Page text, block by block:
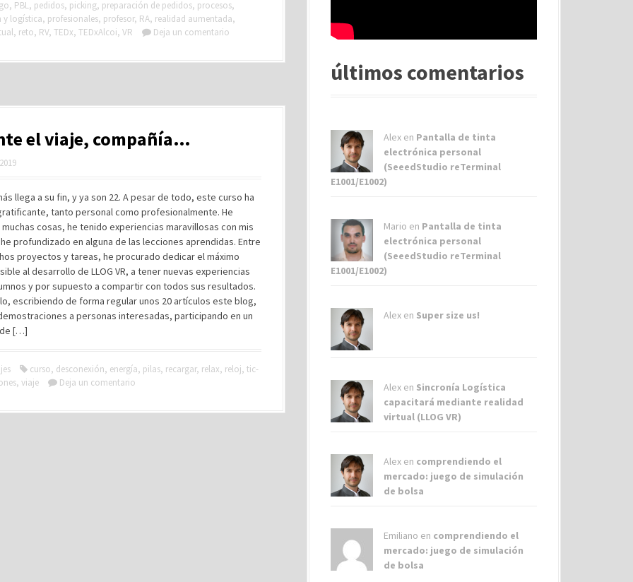
, PBL, pedidos, picking, preparación de pedidos, procesos,
y logística, profesionales, profesor, RA, realidad aumentada,
, reto, RV, TEDx, TEDxAlcoi, VR Deja un comentario
el viaje, compañía…
llega a su fin, y ya son 22. A pesar de todo, este curso ha
tanto personal como profesionalmente. He
cosas, he tenido experiencias maravillosas con mis
profundizado en alguna de las lecciones aprendidas. Entre
proyectos y tareas, he procurado dedicar el máximo
al desarrollo de LLOG VR, a tener nuevas experiencias
y por supuesto a compartir con todos sus resultados.
escribiendo de forma regular unos 20 artículos este blog,
a personas interesadas, participando en un
[…]
curso, desconexión, energía, pilas, recargar, relax, reloj, tic-
, viaje Deja un comentario
últimos comentarios
Alex en Pantalla de tinta
electrónica personal
(SeeedStudio reTerminal
E1001/E1002)
Mario en Pantalla de tinta
electrónica personal
(SeeedStudio reTerminal
E1001/E1002)
Alex en Super size us!
Alex en Sincronía Logística
capacitará mediante realidad
virtual (LLOG VR)
Alex en comprendiendo el
mercado: juego de simulación
de bolsa
Emiliano en comprendiendo el
mercado: juego de simulación
de bolsa